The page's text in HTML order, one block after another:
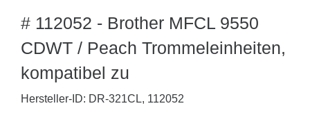
# 112052 - Brother MFCL 9550
CDWT / Peach Trommeleinheiten,
kompatibel zu
Hersteller-ID: DR-321CL, 112052